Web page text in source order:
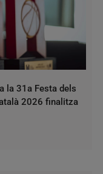
la 31a Festa dels
2026 finalitza